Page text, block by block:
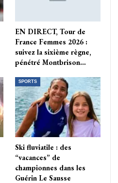
EN DIRECT, Tour de
France Femmes 2026 :
suivez la sixième règne,
pénétré Montbrison…
SPORTS
Ski fluviatile : des
“vacances” de
championnes dans les
Guérin Le Sausse